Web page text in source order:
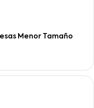
Menor Tamaño